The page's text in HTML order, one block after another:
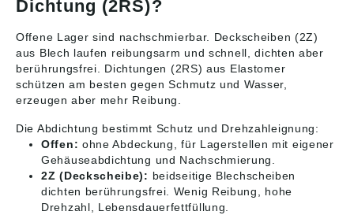
Dichtung (2RS)?
Offene Lager sind nachschmierbar. Deckscheiben (2Z)
aus Blech laufen reibungsarm und schnell, dichten aber
berührungsfrei. Dichtungen (2RS) aus Elastomer
schützen am besten gegen Schmutz und Wasser,
erzeugen aber mehr Reibung.
Die Abdichtung bestimmt Schutz und Drehzahleignung:
Offen: ohne Abdeckung, für Lagerstellen mit eigener
Gehäuseabdichtung und Nachschmierung.
2Z (Deckscheibe): beidseitige Blechscheiben
dichten berührungsfrei. Wenig Reibung, hohe
Drehzahl, Lebensdauerfettfüllung.